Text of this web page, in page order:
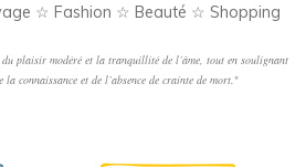
☆ Fashion ☆ Beauté ☆ Shopping
plaisir modéré et la tranquillité de l’âme, tout en soulignant
la connaissance et de l’absence de crainte de mort."